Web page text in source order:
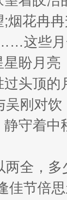
烟花冉
这些月
盼月
头顶的
刚对
守着
全，
佳节倍